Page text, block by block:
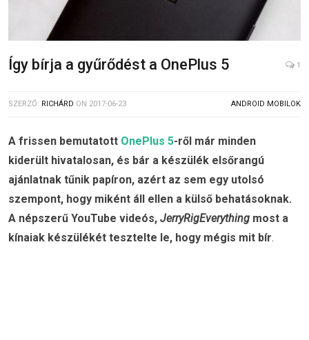
Így bírja a gyűrődést a OnePlus 5 1
SZERZŐ: RICHÁRD ON 2017-06-23 ANDROID MOBILOK
A frissen bemutatott OnePlus 5-ről már minden
kiderült hivatalosan, és bár a készülék elsőrangú
ajánlatnak tűnik papíron, azért az sem egy utolsó
szempont, hogy miként áll ellen a külső behatásoknak.
A népszerű YouTube videós, JerryRigEverything most a
kínaiak készülékét tesztelte le, hogy mégis mit bír.